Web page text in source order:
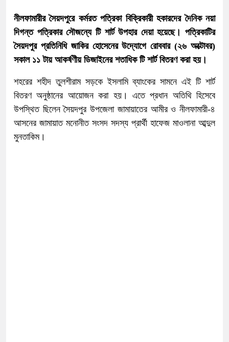
নীলফামারীর সৈয়দপুরে কর্মরত পত্রিকা বিক্রিকারী হকারদের দৈনিক নয়া
দিগন্ত পত্রিকার সৌজন্যে টি শার্ট উপহার দেয়া হয়েছে। পত্রিকাটির
সৈয়দপুর প্রতিনিধি জাকির হোসেনের উদ্যোগে রোববার (২৬ অক্টোবর)
সকাল ১১ টায় আকর্ষণীয় ডিজাইনের শতাধিক টি শার্ট বিতরণ করা হয়।
শহরের শহীদ তুলশীরাম সড়কে ইসলামি ব্যাংকের সামনে এই টি শার্ট
বিতরণ অনুষ্ঠানের আয়োজন করা হয়। এতে প্রধান অতিথি হিসেবে
উপস্থিত ছিলেন সৈয়দপুর উপজেলা জামায়াতের আমীর ও নীলফামারী-৪
আসনের জামায়াত মনোনীত সংসদ সদস্য প্রার্থী হাফেজ মাওলানা আব্দুল
মুনতাকিম।